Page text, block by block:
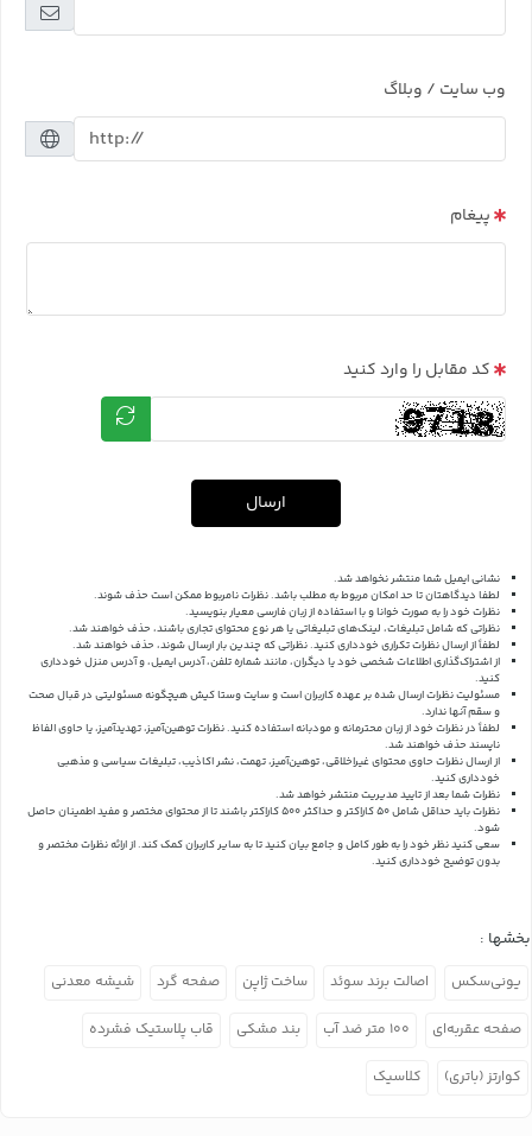
وب سایت / وبلاگ
پیغام
کد مقابل را وارد کنید
ارسال
نشانی ایمیل شما منتشر نخواهد شد.
لطفا دیدگاهتان تا حد امکان مربوط به مطلب باشد. نظرات نامربوط ممکن است حذف شوند.
نظرات خود را به صورت خوانا و با استفاده از زبان فارسی معیار بنویسید.
نظراتی که شامل تبلیغات، لینک‌های تبلیغاتی یا هر نوع محتوای تجاری باشند، حذف خواهند شد.
لطفاً از ارسال نظرات تکراری خودداری کنید. نظراتی که چندین بار ارسال شوند، حذف خواهند شد.
از اشتراک‌گذاری اطلاعات شخصی خود یا دیگران، مانند شماره تلفن، آدرس ایمیل، و آدرس منزل خودداری
کنید.
مسئولیت نظرات ارسال شده بر عهده کاربران است و سایت وستا کیش هیچگونه مسئولیتی در قبال صحت
و سقم آنها ندارد.
لطفاً در نظرات خود از زبان محترمانه و مودبانه استفاده کنید. نظرات توهین‌آمیز، تهدیدآمیز، یا حاوی الفاظ
ناپسند حذف خواهند شد.
از ارسال نظرات حاوی محتوای غیراخلاقی، توهین‌آمیز، تهمت، نشر اکاذیب، تبلیغات سیاسی و مذهبی
خودداری کنید.
نظرات شما بعد از تایید مدیریت منتشر خواهد شد.
نظرات باید حداقل شامل 50 کاراکتر و حداکثر 500 کاراکتر باشند تا از محتوای مختصر و مفید اطمینان حاصل
شود.
سعی کنید نظر خود را به طور کامل و جامع بیان کنید تا به سایر کاربران کمک کند.از ارائه نظرات مختصر و
بدون توضیح خودداری کنید.
بخشها :
یونی‌سکس اصالت برند سوئد ساخت ژاپن صفحه گرد شیشه معدنی
صفحه عقربه‌ای ۱۰۰ متر ضد آب بند مشکی قاب پلاستیک فشرده
کوارتز (باتری) کلاسیک